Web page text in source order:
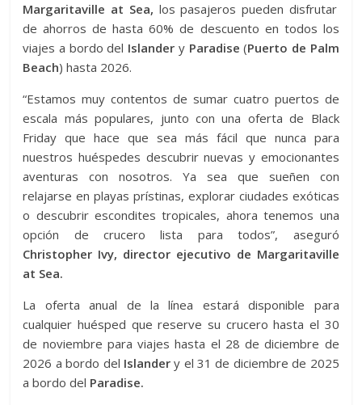
Margaritaville at Sea, los pasajeros pueden disfrutar
de ahorros de hasta 60% de descuento en todos los
viajes a bordo del Islander y Paradise (Puerto de Palm
Beach) hasta 2026.
“Estamos muy contentos de sumar cuatro puertos de
escala más populares, junto con una oferta de Black
Friday que hace que sea más fácil que nunca para
nuestros huéspedes descubrir nuevas y emocionantes
aventuras con nosotros. Ya sea que sueñen con
relajarse en playas prístinas, explorar ciudades exóticas
o descubrir escondites tropicales, ahora tenemos una
opción de crucero lista para todos”, aseguró
Christopher Ivy, director ejecutivo de Margaritaville
at Sea.
La oferta anual de la línea estará disponible para
cualquier huésped que reserve su crucero hasta el 30
de noviembre para viajes hasta el 28 de diciembre de
2026 a bordo del Islandery el 31 de diciembre de 2025
a bordo del Paradise.